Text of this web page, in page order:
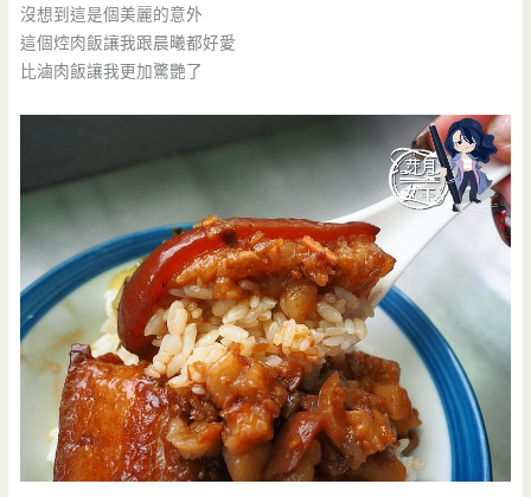
沒想到這是個美麗的意外
這個焢肉飯讓我跟晨曦都好愛
比滷肉飯讓我更加驚艷了